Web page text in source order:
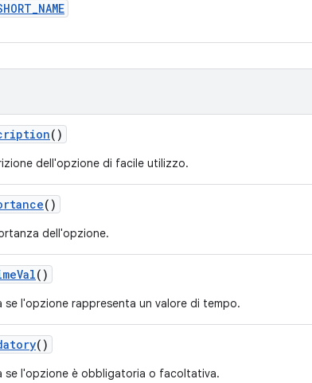
_NAME
()
dell'opzione di facile utilizzo.
()
dell'opzione.
Val()
se l'opzione rappresenta un valore di tempo.
()
se l'opzione è obbligatoria o facoltativa.